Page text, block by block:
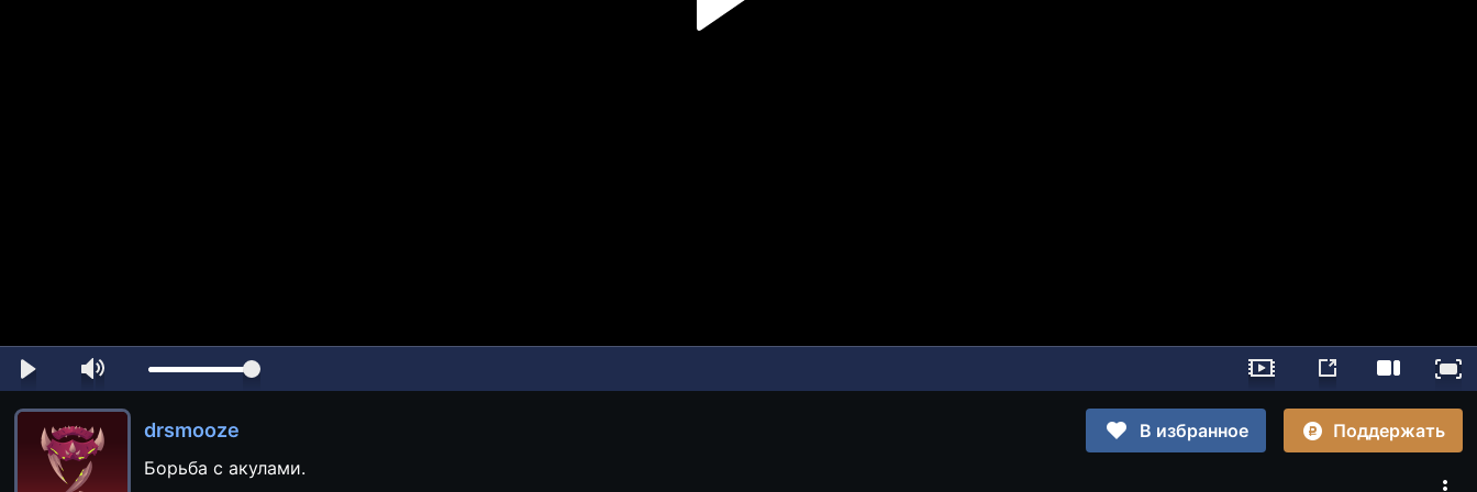
drsmooze В избранное
Поддержать
Борьба с акулами.